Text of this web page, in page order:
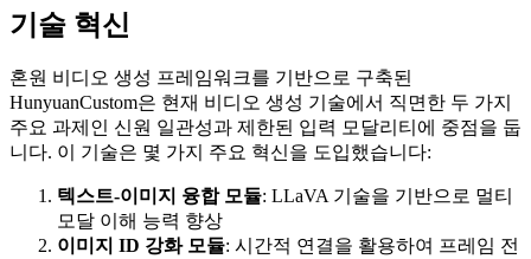
기술 혁신
혼원 비디오 생성 프레임워크를 기반으로 구축된
HunyuanCustom은 현재 비디오 생성 기술에서 직면한 두 가지
주요 과제인 신원 일관성과 제한된 입력 모달리티에 중점을 둡
니다. 이 기술은 몇 가지 주요 혁신을 도입했습니다:
텍스트-이미지 융합 모듈: LLaVA 기술을 기반으로 멀티
모달 이해 능력 향상
이미지 ID 강화 모듈: 시간적 연결을 활용하여 프레임 전